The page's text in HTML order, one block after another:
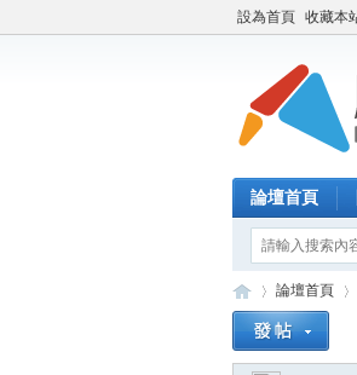
設為首頁 收藏本
論壇首頁
論壇首頁